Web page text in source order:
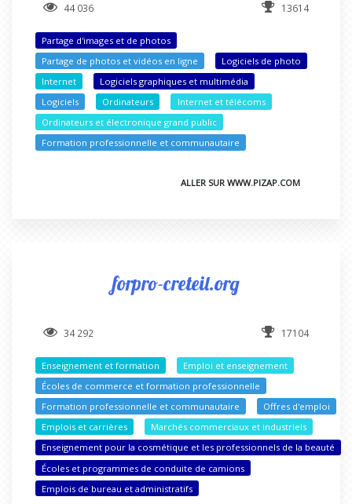
44 036 13614
Partage d'images et de photos
Partage de photos et vidéos en ligne
Logiciels de photo
Internet
Logiciels graphiques et multimédia
Logiciels
Ordinateurs
Internet et télécoms
Ordinateurs et électronique grand public
Formation professionnelle et communautaire
ALLER SUR WWW.PIZAP.COM
forpro-creteil.org
34 292 17104
Enseignement et formation
Emploi et enseignement
Écoles de commerce et formation professionnelle
Formation professionnelle et communautaire
Offres d'emploi
Emplois et carrières
Marchés commerciaux et industriels
Enseignement pour la cosmétique et les professionnels de la beauté
Écoles et programmes de conduite de camions
Emplois de bureau et administratifs